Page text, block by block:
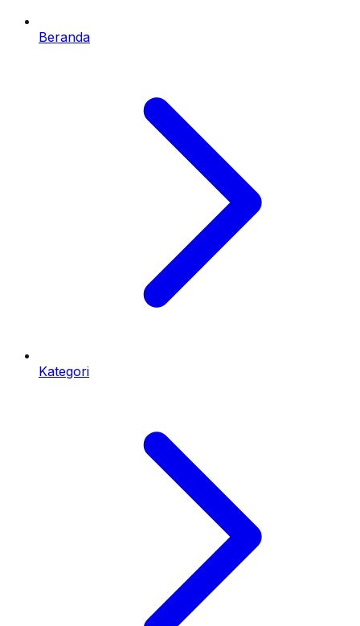
Beranda
Kategori